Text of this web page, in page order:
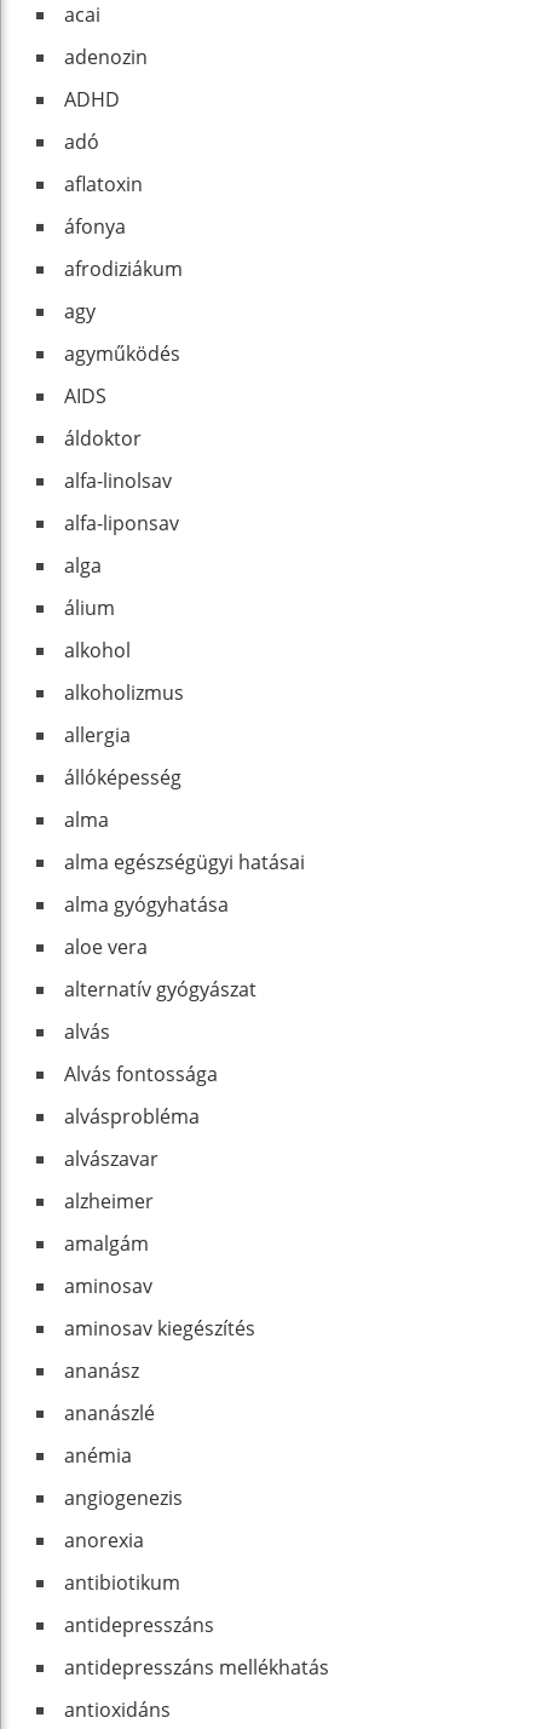
acai
adenozin
ADHD
adó
aflatoxin
áfonya
afrodiziákum
agy
agyműködés
AIDS
áldoktor
alfa-linolsav
alfa-liponsav
alga
álium
alkohol
alkoholizmus
allergia
állóképesség
alma
alma egészségügyi hatásai
alma gyógyhatása
aloe vera
alternatív gyógyászat
alvás
Alvás fontossága
alvásprobléma
alvászavar
alzheimer
amalgám
aminosav
aminosav kiegészítés
ananász
ananászlé
anémia
angiogenezis
anorexia
antibiotikum
antidepresszáns
antidepresszáns mellékhatás
antioxidáns